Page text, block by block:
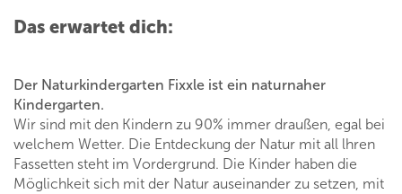
Das erwartet dich:
Der Naturkindergarten Fixxle ist ein naturnaher
Kindergarten.
Wir sind mit den Kindern zu 90% immer draußen, egal bei
welchem Wetter. Die Entdeckung der Natur mit all lhren
Fassetten steht im Vordergrund. Die Kinder haben die
Möglichkeit sich mit der Natur auseinander zu setzen, mit